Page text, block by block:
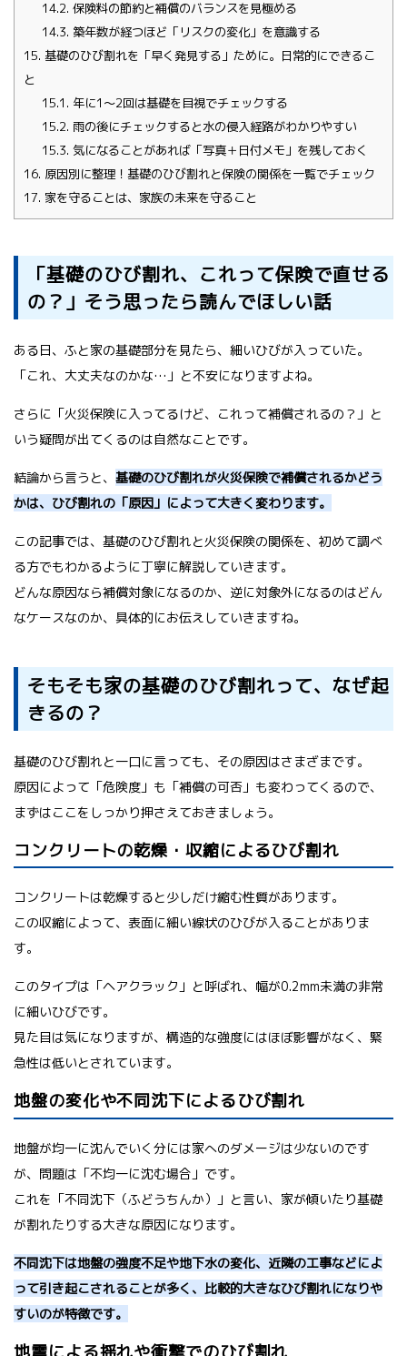
14.2. 保険料の節約と補償のバランスを見極める
14.3. 築年数が経つほど「リスクの変化」を意識する
15. 基礎のひび割れを「早く発見する」ために。日常的にできるこ
と
15.1. 年に1〜2回は基礎を目視でチェックする
15.2. 雨の後にチェックすると水の侵入経路がわかりやすい
15.3. 気になることがあれば「写真＋日付メモ」を残しておく
16. 原因別に整理！基礎のひび割れと保険の関係を一覧でチェック
17. 家を守ることは、家族の未来を守ること
「基礎のひび割れ、これって保険で直せる
の？」そう思ったら読んでほしい話
ある日、ふと家の基礎部分を見たら、細いひびが入っていた。
「これ、大丈夫なのかな…」と不安になりますよね。
さらに「火災保険に入ってるけど、これって補償されるの？」と
いう疑問が出てくるのは自然なことです。
結論から言うと、 基礎のひび割れが火災保険で補償されるかどう
かは、ひび割れの「原因」によって大きく変わります。
この記事では、基礎のひび割れと火災保険の関係を、初めて調べ
る方でもわかるように丁寧に解説していきます。
どんな原因なら補償対象になるのか、逆に対象外になるのはどん
なケースなのか、具体的にお伝えしていきますね。
そもそも家の基礎のひび割れって、なぜ起
きるの？
基礎のひび割れと一口に言っても、その原因はさまざまです。
原因によって「危険度」も「補償の可否」も変わってくるので、
まずはここをしっかり押さえておきましょう。
コンクリートの乾燥・収縮によるひび割れ
コンクリートは乾燥すると少しだけ縮む性質があります。
この収縮によって、表面に細い線状のひびが入ることがありま
す。
このタイプは「ヘアクラック」と呼ばれ、幅が0.2mm未満の非常
に細いひびです。
見た目は気になりますが、構造的な強度にはほぼ影響がなく、緊
急性は低いとされています。
地盤の変化や不同沈下によるひび割れ
地盤が均一に沈んでいく分には家へのダメージは少ないのです
が、問題は「不均一に沈む場合」です。
これを「不同沈下（ふどうちんか）」と言い、家が傾いたり基礎
が割れたりする大きな原因になります。
不同沈下は地盤の強度不足や地下水の変化、近隣の工事などによ
って引き起こされることが多く、比較的大きなひび割れになりや
すいのが特徴です。